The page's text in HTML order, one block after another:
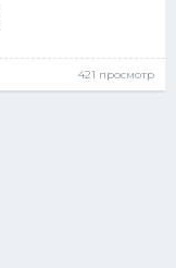
421 просмотр